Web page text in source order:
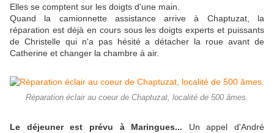
Elles se comptent sur les doigts d'une main.
Quand la camionnette assistance arrive à Chaptuzat, la
réparation est déjà en cours sous les doigts experts et puissants
de Christelle qui n'a pas hésité a détacher la roue avant de
Catherine et changer la chambre à air.
Réparation éclair au coeur de Chaptuzat, localité de 500 âmes.
Le déjeuner est prévu à Maringues... Un appel d'André